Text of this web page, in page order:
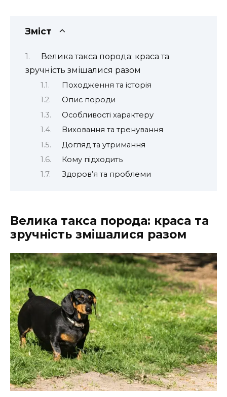
Зміст
Велика такса порода: краса та
зручність змішалися разом
Походження та історія
Опис породи
Особливості характеру
Виховання та тренування
Догляд та утримання
Кому підходить
Здоров’я та проблеми
Велика такса порода: краса та
зручність змішалися разом